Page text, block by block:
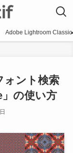
Adobe Lightroom Classic
ォント検索
の使い方